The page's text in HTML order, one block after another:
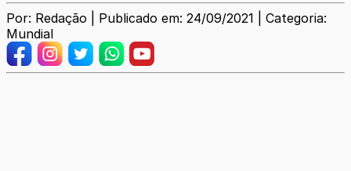
Por: Redação | Publicado em: 24/09/2021 | Categoria:
Mundial